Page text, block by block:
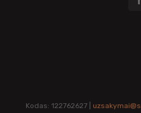
Kodas: 122762627 |